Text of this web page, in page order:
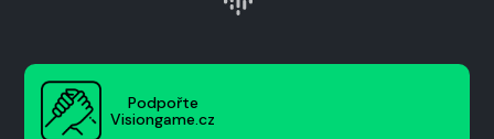
Podpořte
Visiongame.cz